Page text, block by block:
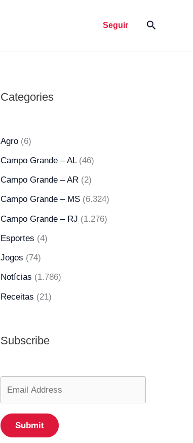
Seguir Pesquisar
Categories
Agro (6)
Campo Grande – AL(46)
Campo Grande – AR (2)
Campo Grande – MS (6.324)
Campo Grande – RJ (1.276)
Esportes (4)
Jogos (74)
Notícias (1.786)
Receitas (21)
Subscribe
Submit